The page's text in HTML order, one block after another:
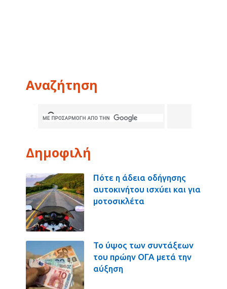
Αναζήτηση
Δημοφιλή
Πότε η άδεια οδήγησης
αυτοκινήτου ισχύει και για
μοτοσικλέτα
Το ύψος των συντάξεων
του πρώην ΟΓΑ μετά την
αύξηση